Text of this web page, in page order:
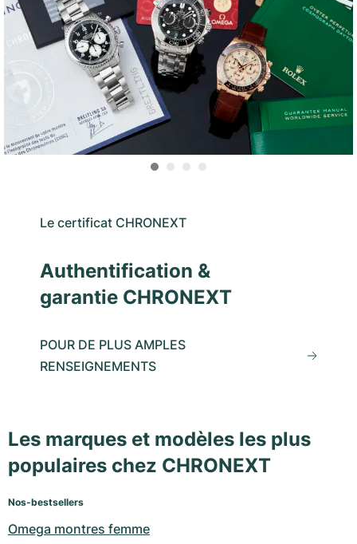
Le certificat CHRONEXT
Authentification &
garantie CHRONEXT
POUR DE PLUS AMPLES
RENSEIGNEMENTS
Les marques et modèles les plus
populaires chez CHRONEXT
Nos-bestsellers
Omega montres femme